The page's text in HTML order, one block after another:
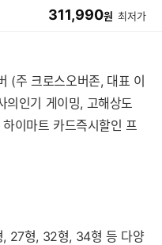
311,990원 최저가
(주 크로스오버존, 대표 이
의인기 게이밍, 고해상도
이마트 카드즉시할인 프
, 27형, 32형, 34형 등 다양